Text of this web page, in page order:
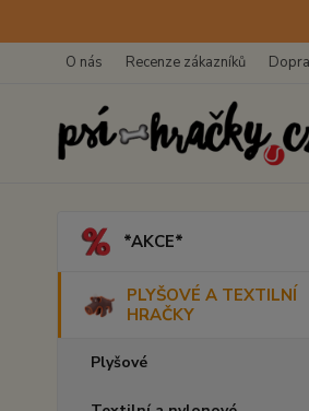
O nás Recenze zákazníků
*AKCE*
PLYŠOVÉ A TEXTILNÍ
HRAČKY
Plyšové